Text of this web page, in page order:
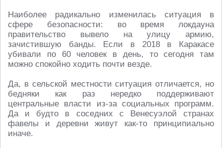
Наиболее радикально изменилась ситуация в
сфере безопасности: во время локдауна
правительство вывело на улицу армию,
зачистившую банды. Если в 2018 в Каракасе
убивали по 60 человек в день, то сегодня там
можно спокойно ходить почти везде.
Да, в сельской местности ситуация отличается, но
бедняки как раз нередко поддерживают
центральные власти из-за социальных программ.
Да и будто в соседних с Венесуэлой странах
фавелы и деревни живут как-то принципиально
иначе.